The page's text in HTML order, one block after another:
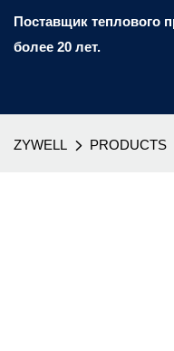
Поставщик теплового
более 20 лет.
ZYWELL PRODUCTS